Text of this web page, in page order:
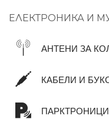
ЕЛЕКТРОНИКА И
АНТЕНИ ЗА
КАБЕЛИ И
ПАРКТРОНИЦИ